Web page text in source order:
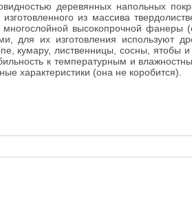
деревянных напольных
из массива
высокопрочной фанеры
для их изготовления используют
кумару, лиственницы, сосны, ятобы и
к температурным и
характеристики (она не коробится).